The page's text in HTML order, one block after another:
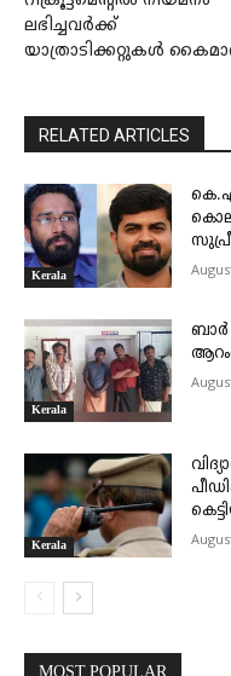
ലഭിച്ചവര്‍ക്ക്
യാത്രാടിക്കറ്റുകള്‍
RELATED ARTICLES
Kerala
Kerala
ബാർ
Kerala